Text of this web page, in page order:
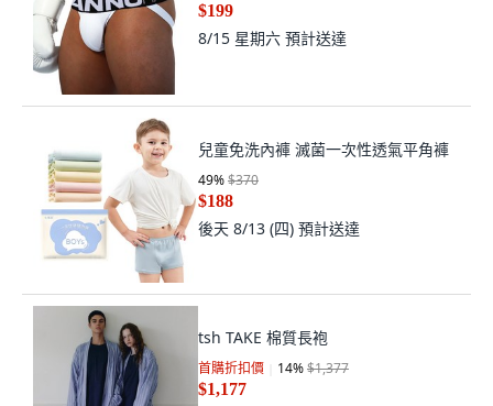
$199
8/15 星期六 預計送達
兒童免洗內褲 滅菌一次性透氣平角褲
49%$370
$188
後天 8/13 (四) 預計送達
tsh TAKE 棉質長袍
首購折扣價 14%$1,377
$1,177